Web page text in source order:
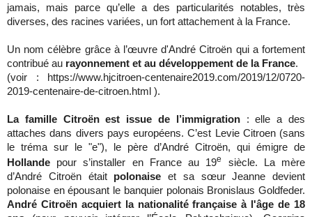
jamais, mais parce qu’elle a des particularités notables, très
diverses, des racines variées, un fort attachement à la France.
Un nom célèbre grâce à l’œuvre d'André Citroën qui a fortement
contribué au rayonnement et au développement de la France.
(voir : https://www.hjcitroen-centenaire2019.com/2019/12/0720-
2019-centenaire-de-citroen.html ).
La famille Citroën est issue de l’immigration: elle a des
attaches dans divers pays européens. C’est Levie Citroen (sans
le tréma sur le "e"), le père d’André Citroën, qui émigre de
Hollande pour s’installer en France au 19e
siècle. La mère
d’André Citroën était polonaise et sa sœur Jeanne devient
polonaise en épousant le banquier polonais Bronislaus Goldfeder.
André Citroën acquiert la nationalité française à l'âge de 18